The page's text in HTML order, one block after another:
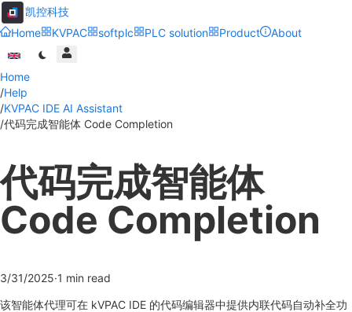
凯控科技
Home
KVPAC softplc PLC solution Product About
Home
/Help
/KVPAC IDE AI Assistant
/代码完成智能体 Code Completion
代码完成智能体
Code Completion
3/31/2025·1 min read
该智能体代理可在 kVPAC IDE 的代码编辑器中提供内联代码自动补全功